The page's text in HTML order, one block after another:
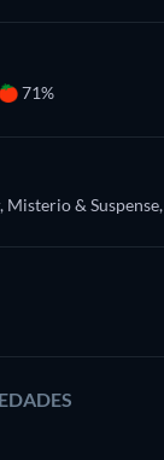
71%
& Suspense,